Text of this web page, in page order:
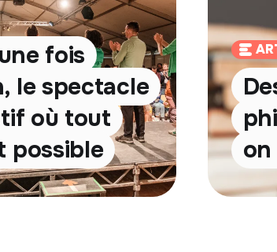
fois
le spectacle
où tout
possible